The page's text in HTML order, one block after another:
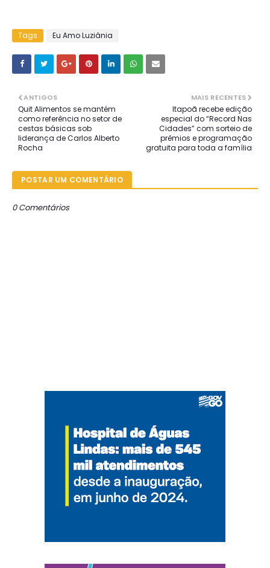
Tags Eu Amo Luziânia
MAIS RECENTES
Itapoã recebe edição
especial do “Record Nas
Cidades” com sorteio de
prêmios e programação
gratuita para toda a família
ANTIGOS
Quit Alimentos se mantém
como referência no setor de
cestas básicas sob
liderança de Carlos Alberto
Rocha
POSTAR UM COMENTÁRIO
0 Comentários